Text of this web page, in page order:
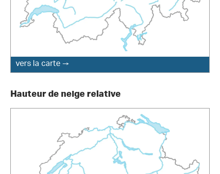
vers la carte →
Hauteur de neige relative